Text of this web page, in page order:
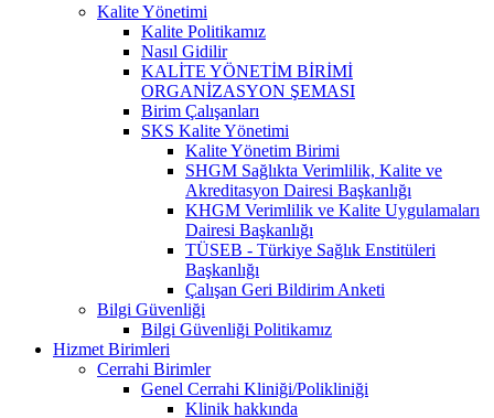
Kalite Yönetimi
Kalite Politikamız
Nasıl Gidilir
KALİTE YÖNETİM BİRİMİ
ORGANİZASYON ŞEMASI
Birim Çalışanları
SKS Kalite Yönetimi
Kalite Yönetim Birimi
SHGM Sağlıkta Verimlilik, Kalite ve
Akreditasyon Dairesi Başkanlığı
KHGM Verimlilik ve Kalite Uygulamaları
Dairesi Başkanlığı
TÜSEB - Türkiye Sağlık Enstitüleri
Başkanlığı
Çalışan Geri Bildirim Anketi
Bilgi Güvenliği
Bilgi Güvenliği Politikamız
Hizmet Birimleri
Cerrahi Birimler
Genel Cerrahi Kliniği/Polikliniği
Klinik hakkında